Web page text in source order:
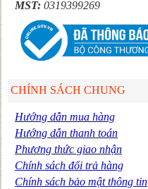
MST:0319399269
CHÍNH SÁCH CHUNG
Hướng dẫn mua hàng
Hướng dẫn thanh toán
Phương thức giao nhận
Chính sách đổi trả hàng
Chính sách bảo mật thông tin